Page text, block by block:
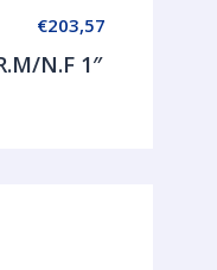
€203,57
N.F 1″